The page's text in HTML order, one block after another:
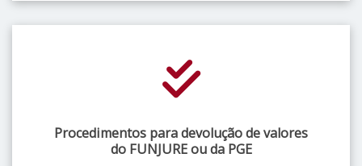
Procedimentos para devolução de valores
do FUNJURE ou da PGE